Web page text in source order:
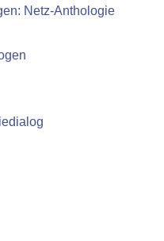
Netz-Anthologie